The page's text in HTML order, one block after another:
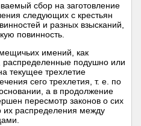
сбор на заготовление
следующих с крестьян
и разных взысканий,
повинность.
имений, как
распределенные подушно или
текущее трехлетие
сего трехлетия, т. е. по
а в продолжение
пересмотр законов о сих
их распределения между